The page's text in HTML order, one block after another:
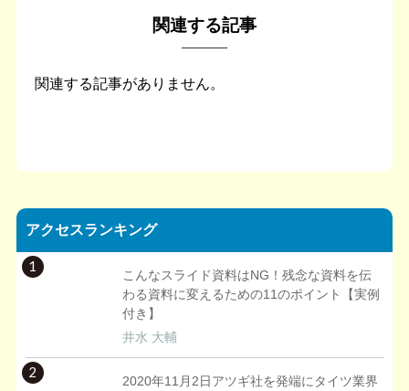
関連する記事
関連する記事がありません。
アクセスランキング
1
こんなスライド資料はNG！残念な資料を伝
わる資料に変えるための11のポイント【実例
付き】
井水 大輔
2
2020年11月2日アツギ社を発端にタイツ業界